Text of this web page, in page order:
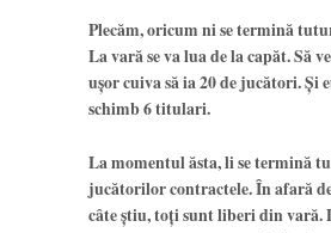
Plecăm, oricum ni se termină
La vară se va lua de la capăt. Să
ușor cuiva să ia 20 de jucători. Și
schimb 6 titulari.
La momentul ăsta, li se termină
jucătorilor contractele. În afară
câte știu, toți sunt liberi din vară.